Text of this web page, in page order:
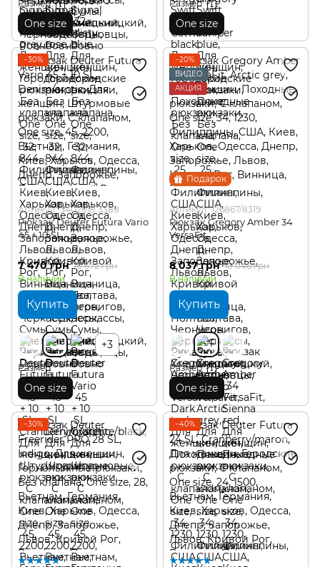
Размер
One size
Размер
One size
−30%
Артикул: 3402018 3388
Рюкзак Deuter Futura Vario
45 + 10 SL
7 470 грн 10 672 грн
В наличии
Купить
+3
Размер
One size
Подарок
−20%
ВИДЕО
АКЦИЯ
Артикул: 126867/8319
Рюкзак Gregory Amber 34
VersaFit
8 037 грн 10 046 грн
В наличии
Купить
Размер
One size
−30% −40%